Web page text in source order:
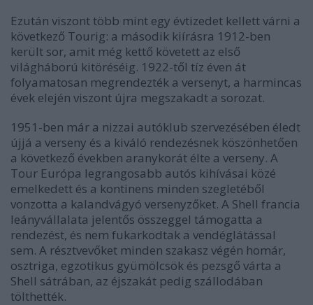
Ezután viszont több mint egy évtizedet kellett várni a
következő Tourig: a második kiírásra 1912-ben
került sor, amit még kettő követett az első
világháború kitöréséig. 1922-től tíz éven át
folyamatosan megrendezték a versenyt, a harmincas
évek elején viszont újra megszakadt a sorozat.
1951-ben már a nizzai autóklub szervezésében éledt
újjá a verseny és a kiváló rendezésnek köszönhetően
a következő években aranykorát élte a verseny. A
Tour Európa legrangosabb autós kihívásai közé
emelkedett és a kontinens minden szegletéből
vonzotta a kalandvágyó versenyzőket. A Shell francia
leányvállalata jelentős összeggel támogatta a
rendezést, és nem fukarkodtak a vendéglátással
sem. A résztvevőket minden szakasz végén homár,
osztriga, egzotikus gyümölcsök és pezsgő várta a
Shell sátrában, az éjszakát pedig szállodában
tölthették.